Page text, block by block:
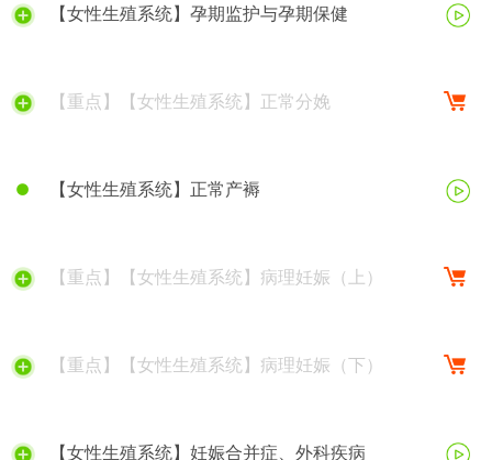
【女性生殖系统】孕期监护与孕期保健
【重点】【女性生殖系统】正常分娩
【女性生殖系统】正常产褥
【重点】【女性生殖系统】病理妊娠（上）
【重点】【女性生殖系统】病理妊娠（下）
【女性生殖系统】妊娠合并症、外科疾病